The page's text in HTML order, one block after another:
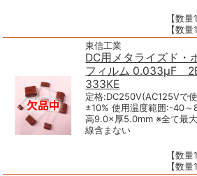
【数
【数
東信工業
DC用メタライズド・
フィルム 0.033μF
333KE
定格:DC250V(AC125Vで
±10% 使用温度範囲:-40
高9.0×厚5.0mm ※全て最
線含まない
【数
【数